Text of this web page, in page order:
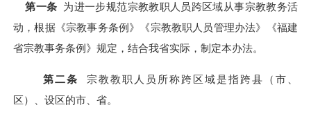
第一条 为进一步规范宗教教职人员跨区域从事宗教教务活
动，根据《宗教事务条例》《宗教教职人员管理办法》《福建
省宗教事务条例》规定，结合我省实际，制定本办法。
第二条
宗教教职人员所称跨区域是指跨县（市、
区）、设区的市、省。